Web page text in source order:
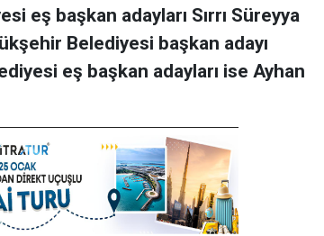
eş başkan adayları Sırrı Süreyya
Belediyesi başkan adayı
eş başkan adayları ise Ayhan